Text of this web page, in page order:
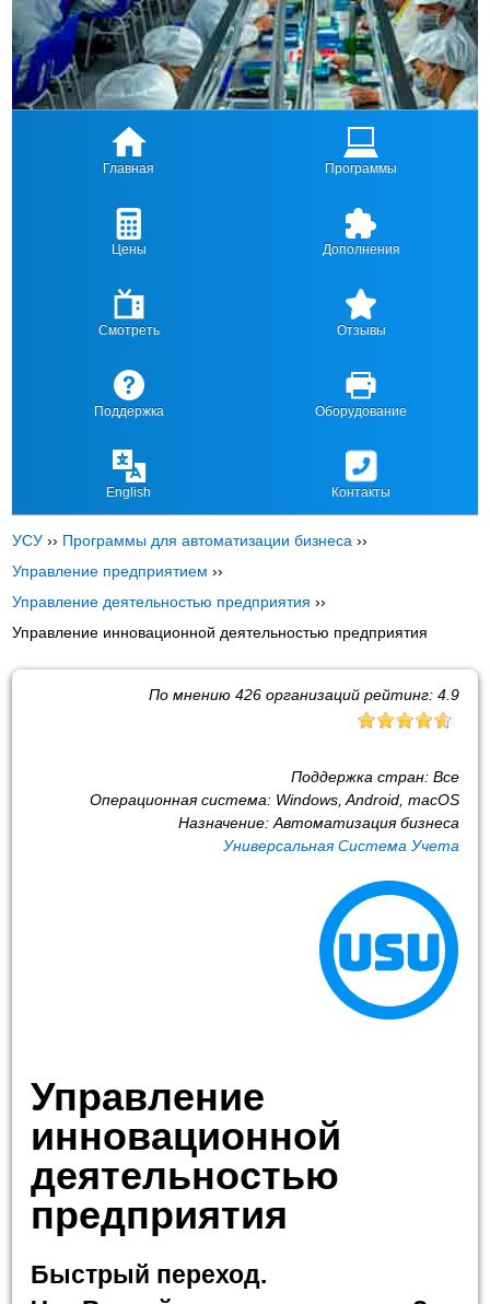
Главная Программы
Цены Дополнения
Смотреть Отзывы
Поддержка Оборудование
English Контакты
УСУ ›› Программы для автоматизации бизнеса ››
Управление предприятием ››
Управление деятельностью предприятия ››
Управление инновационной деятельностью предприятия
По мнению 426организаций рейтинг: 4.9
Поддержка стран: Все
Операционная система: Windows, Android, macOS
Назначение: Автоматизация бизнеса
Универсальная Система Учета
Управление
инновационной
деятельностью
предприятия
Быстрый переход.